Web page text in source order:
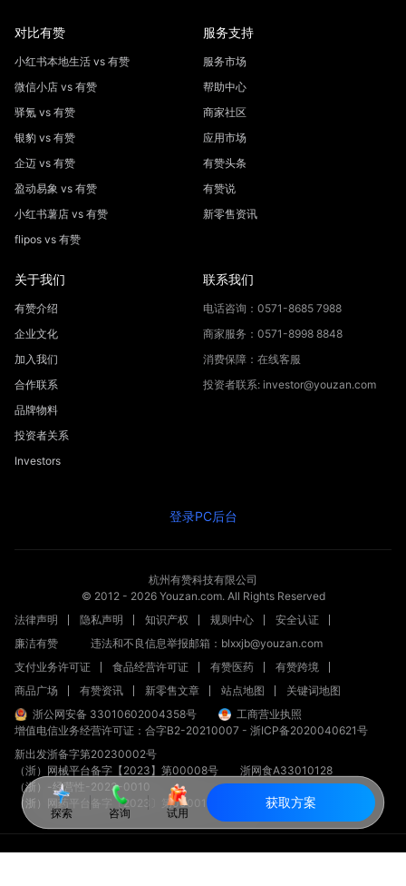
探索 咨询 试用
获取方案
对比有赞
小红书本地生活 vs 有赞
微信小店 vs 有赞
驿氪 vs 有赞
银豹 vs 有赞
企迈 vs 有赞
盈动易象 vs 有赞
小红书薯店 vs 有赞
flipos vs 有赞
服务支持
服务市场
帮助中心
商家社区
应用市场
有赞头条
有赞说
新零售资讯
关于我们
有赞介绍
企业文化
加入我们
合作联系
品牌物料
投资者关系
Investors
联系我们
电话咨询：0571-8685 7988
商家服务：0571-8998 8848
消费保障：在线客服
投资者联系: investor@youzan.com
登录PC后台
杭州有赞科技有限公司
© 2012 - 2026Youzan.com. All Rights Reserved
法律声明
隐私声明 知识产权 规则中心
安全认证
廉洁有赞
违法和不良信息举报邮箱：blxxjb@youzan.com
支付业务许可证
食品经营许可证 有赞医药
有赞跨境
商品广场
有赞资讯 新零售文章 站点地图
关键词地图
浙公网安备 33010602004358号
工商营业执照
增值电信业务经营许可证：合字B2-20210007 - 浙ICP备2020040621号
新出发浙备字第20230002号
（浙）网械平台备字【2023】第00008号
浙网食A33010128
（浙）-经营性-2023-0010
（浙）网药平台备字〔2023〕第000012-000号